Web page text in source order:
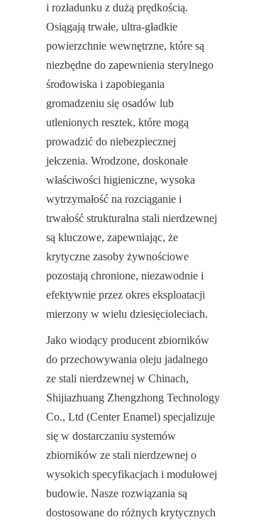
i rozładunku z dużą prędkością.
Osiągają trwałe, ultra-gładkie
powierzchnie wewnętrzne, które są
niezbędne do zapewnienia sterylnego
środowiska i zapobiegania
gromadzeniu się osadów lub
utlenionych resztek, które mogą
prowadzić do niebezpiecznej
jełczenia. Wrodzone, doskonałe
właściwości higieniczne, wysoka
wytrzymałość na rozciąganie i
trwałość strukturalna stali nierdzewnej
są kluczowe, zapewniając, że
krytyczne zasoby żywnościowe
pozostają chronione, niezawodnie i
efektywnie przez okres eksploatacji
mierzony w wielu dziesięcioleciach.
Jako wiodący producent zbiorników
do przechowywania oleju jadalnego
ze stali nierdzewnej w Chinach,
Shijiazhuang Zhengzhong Technology
Co., Ltd (Center Enamel) specjalizuje
się w dostarczaniu systemów
zbiorników ze stali nierdzewnej o
wysokich specyfikacjach i modułowej
budowie. Nasze rozwiązania są
dostosowane do różnych krytycznych